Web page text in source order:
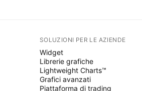
SOLUZIONI PER LE AZIENDE
Widget
Librerie grafiche
Lightweight Charts™
Grafici avanzati
Piattaforma di trading